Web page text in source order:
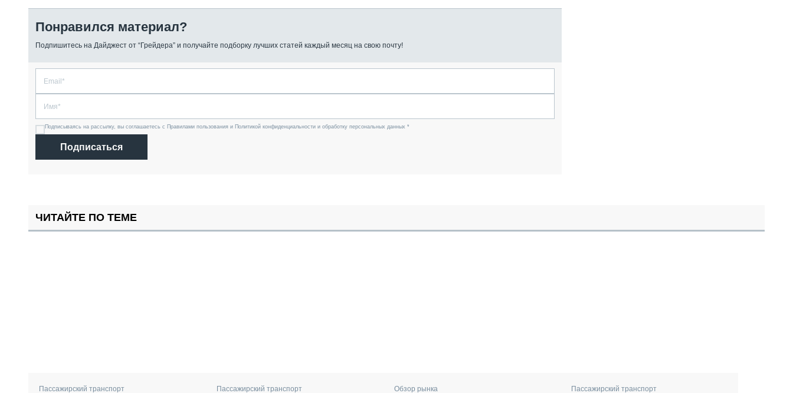
Понравился материал?
Подпишитесь на Дайджест от “Грейдера” и получайте подборку лучших статей каждый месяц на свою почту!
Подписываясь на рассылку, вы соглашаетесь с Правилами пользования и Политикой конфиденциальности и обработку персональных данных *
Подписаться
ЧИТАЙТЕ ПО ТЕМЕ
Пассажирский транспорт Пассажирский транспорт Обзор рынка Пассажирский транспорт